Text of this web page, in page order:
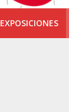
EXPOSICIONES